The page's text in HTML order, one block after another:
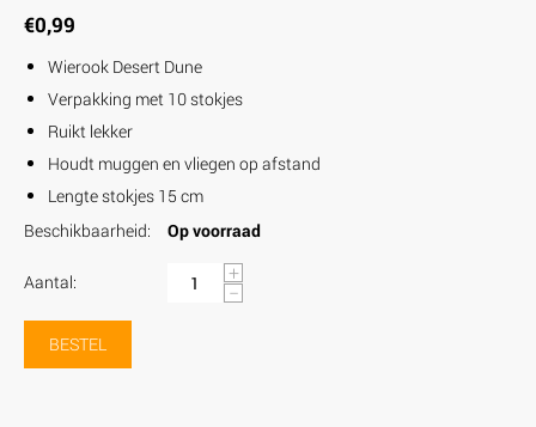
€0,99
Wierook Desert Dune
Verpakking met 10 stokjes
Ruikt lekker
Houdt muggen en vliegen op afstand
Lengte stokjes 15 cm
Beschikbaarheid:
Op voorraad
Aantal:
+
−
BESTEL